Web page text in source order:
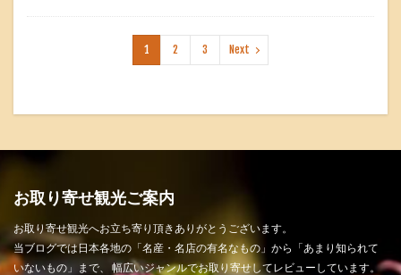
1 2 3 Next
お取り寄せ観光ご案内
お取り寄せ観光へお立ち寄り頂きありがとうございます。
当ブログでは日本各地の「名産・名店の有名なもの」から「あまり知られて
いないもの」まで、 幅広いジャンルでお取り寄せしてレビューしています。